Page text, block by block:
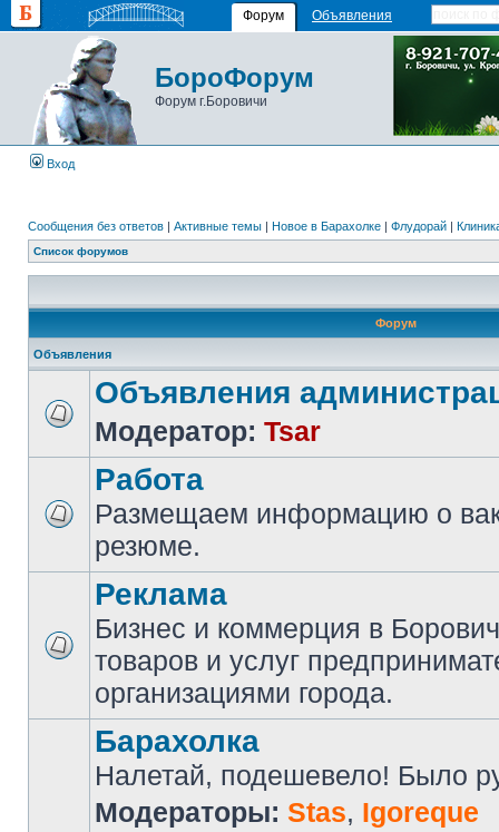
Форум Объявления
БороФорум
Форум г.Боровичи
Вход
Сообщения без ответов | Активные темы | Новое в Барахолке | Флудорай |
Список форумов
Форум
Объявления
Объявления
Модератор: Tsar
Работа
Размещаем информацию о
резюме.
Реклама
Бизнес и коммерция в
товаров и услуг
организациями города.
Барахолка
Налетай, подешевело! Было
Модераторы: Stas, Igoreque